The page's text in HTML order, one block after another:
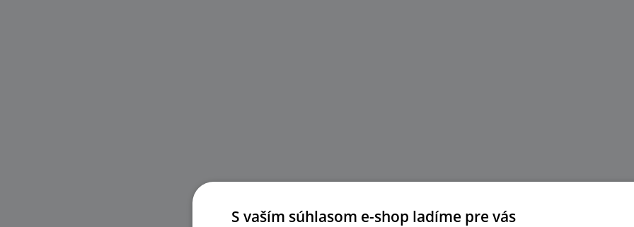
S vaším súhlasom e-shop ladíme pre vás